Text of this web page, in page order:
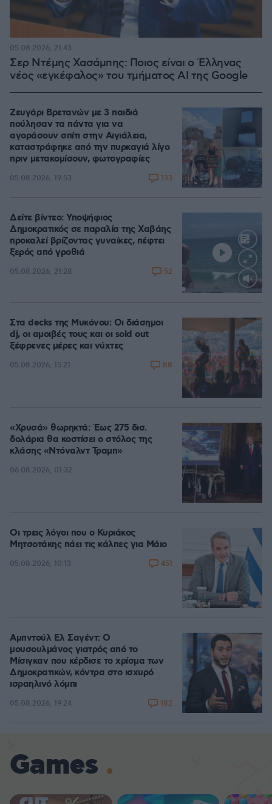
Σερ Ντέμης Χασάμπης: Ποιος είναι ο Έλληνας
νέος «εγκέφαλος» του τμήματος AI της Google
05.08.2026, 21:43
Ζευγάρι Βρετανών με 3 παιδιά
πούλησαν τα πάντα για να
αγοράσουν σπίτι στην Αιγιάλεια,
καταστράφηκε από την πυρκαγιά λίγο
πριν μετακομίσουν, φωτογραφίες
05.08.2026, 19:53 133
Loaded
Δείτε βίντεο: Υποψήφιος
Δημοκρατικός σε παραλία της Χαβάης
προκαλεί βρίζοντας γυναίκες, πέφτει
ξερός από γροθιά
05.08.2026, 21:28 52
Στα decks της Μυκόνου: Οι διάσημοι
dj, οι αμοιβές τους και οι sold out
ξέφρενες μέρες και νύχτες
05.08.2026, 15:21 88
«Χρυσά» θωρηκτά: Έως 275 δισ.
δολάρια θα κοστίσει ο στόλος της
κλάσης «Ντόναλντ Τραμπ»
06.08.2026, 01:32
Οι τρεις λόγοι που ο Κυριάκος
Μητσοτάκης πάει τις κάλπες για Μάιο
05.08.2026, 10:13 451
Αμπντούλ Ελ Σαγέντ: Ο
μουσουλμάνος γιατρός από το
Μίσιγκαν που κέρδισε το χρίσμα των
Δημοκρατικών, κόντρα στο ισχυρό
ισραηλινό λόμπι
05.08.2026, 19:24 182
Games